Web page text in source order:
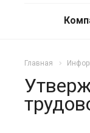
Главная